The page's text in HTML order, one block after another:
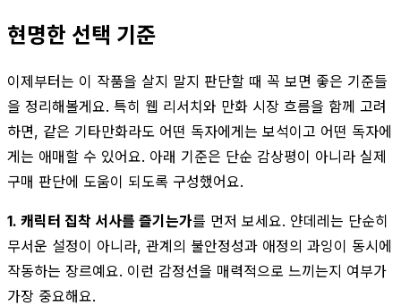
현명한 선택 기준
이제부터는 이 작품을 살지 말지 판단할 때 꼭 보면 좋은 기준들
을 정리해볼게요. 특히 웹 리서치와 만화 시장 흐름을 함께 고려
하면, 같은 기타만화라도 어떤 독자에게는 보석이고 어떤 독자에
게는 애매할 수 있어요. 아래 기준은 단순 감상평이 아니라 실제
구매 판단에 도움이 되도록 구성했어요.
1. 캐릭터 집착 서사를 즐기는가를 먼저 보세요. 얀데레는 단순히
무서운 설정이 아니라, 관계의 불안정성과 애정의 과잉이 동시에
작동하는 장르예요. 이런 감정선을 매력적으로 느끼는지 여부가
가장 중요해요.